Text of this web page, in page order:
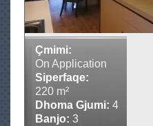
e
s
t
a
l
Q
e
a
Çmimi:
On Application
Siperfaqe:
220 m²
Dhoma Gjumi: 4
Banjo: 3